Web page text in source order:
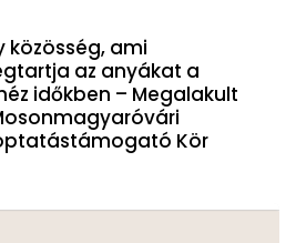
közösség, ami
az anyákat a
időkben – Megalakult
Kör